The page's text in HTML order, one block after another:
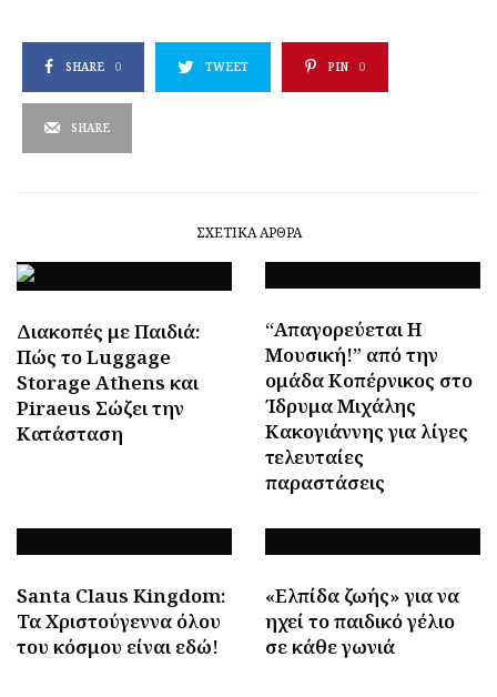
SHARE 0 TWEET PIN 0
SHARE
ΣΧΕΤΙΚΆ ΆΡΘΡΑ
Διακοπές με Παιδιά:
Πώς το Luggage
Storage Athens και
Piraeus Σώζει την
Κατάσταση
“Απαγορεύεται Η
Μουσική!” από την
ομάδα Κοπέρνικος στο
Ίδρυμα Μιχάλης
Κακογιάννης για λίγες
τελευταίες
παραστάσεις
Santa Claus Kingdom:
Τα Χριστούγεννα όλου
του κόσμου είναι εδώ!
«Ελπίδα ζωής» για να
ηχεί το παιδικό γέλιο
σε κάθε γωνιά